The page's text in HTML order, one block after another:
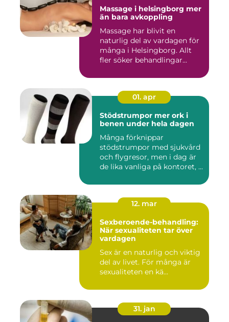
Massage i helsingborg mer
än bara avkoppling
Massage har blivit en
naturlig del av vardagen för
många i Helsingborg. Allt
fler söker behandlingar...
01. apr
Stödstrumpor mer ork i
benen under hela dagen
Många förknippar
stödstrumpor med sjukvård
och flygresor, men i dag är
de lika vanliga på kontoret, ...
12. mar
Sexberoende-behandling:
När sexualiteten tar över
vardagen
Sex är en naturlig och viktig
del av livet. För många är
sexualiteten en kä...
31. jan